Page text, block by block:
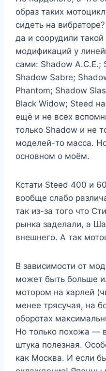
образ таких
сидеть на
да и соорудили
модификаций у
сами: Shadow A.C.E.;
Shadow Sabre;
Phantom; Shadow
Black Widow; Steed
ещё и не всех
только Shadow и не
моделей-то масса.
основном о моём.
Кстати Steed 400 и
вообще слабо
так из-за того что
рынка заделали, а
внешнего. А так
В зависимости от
может быть больше
мотором на харлей
менее трясучая, на
оборотах
Но только похожа —
штука полезная.
как Москва. И если